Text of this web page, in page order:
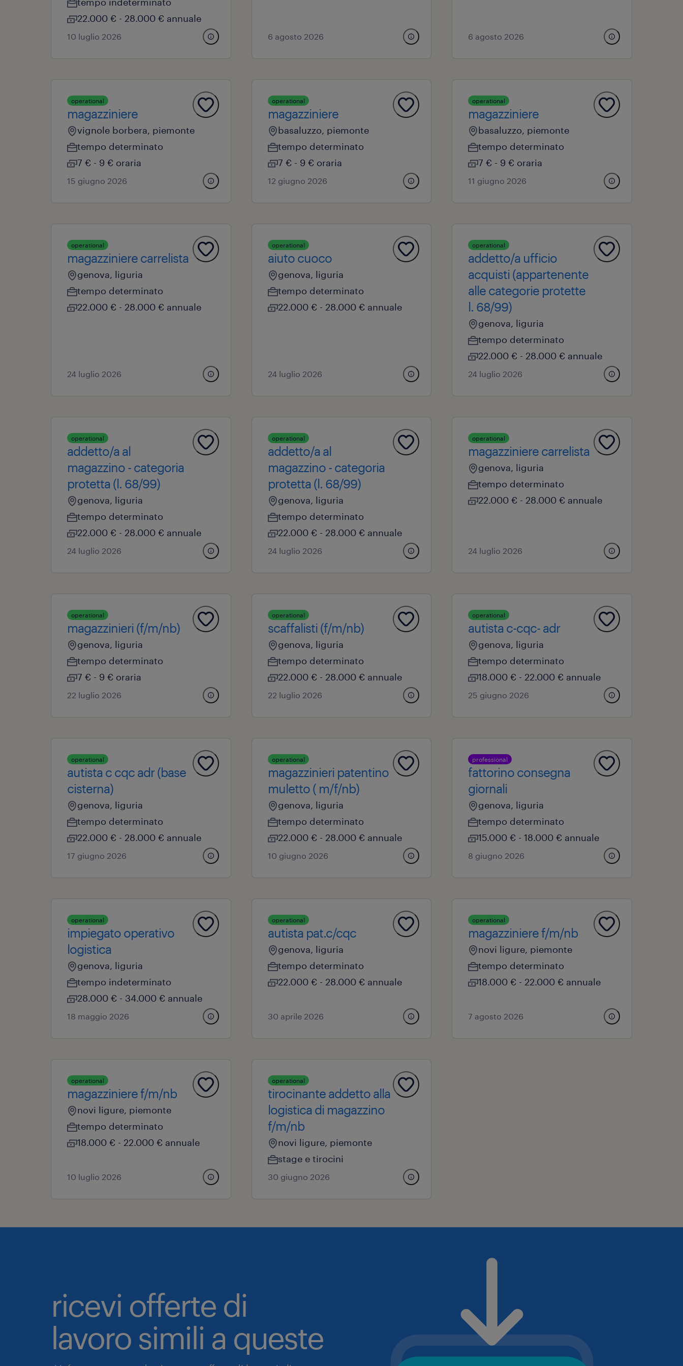
22.000 € - 28.000 € annuale
10 luglio 2026 6 agosto 2026 6 agosto 2026
operational
magazziniere
vignole borbera, piemonte
tempo determinato
7 € - 9 € oraria
15 giugno 2026
operational
magazziniere
basaluzzo, piemonte
tempo determinato
7 € - 9 € oraria
12 giugno 2026
operational
magazziniere
basaluzzo, piemonte
tempo determinato
7 € - 9 € oraria
11 giugno 2026
operational
magazziniere carrelista
genova, liguria
tempo determinato
22.000 € - 28.000 € annuale
24 luglio 2026
operational
aiuto cuoco
genova, liguria
tempo determinato
22.000 € - 28.000 € annuale
24 luglio 2026
operational
addetto/a ufficio
acquisti (appartenente
alle categorie protette
l. 68/99)
genova, liguria
tempo determinato
22.000 € - 28.000 € annuale
24 luglio 2026
operational
addetto/a al
magazzino - categoria
protetta (l. 68/99)
genova, liguria
tempo determinato
22.000 € - 28.000 € annuale
24 luglio 2026
operational
addetto/a al
magazzino - categoria
protetta (l. 68/99)
genova, liguria
tempo determinato
22.000 € - 28.000 € annuale
24 luglio 2026
operational
magazziniere carrelista
genova, liguria
tempo determinato
22.000 € - 28.000 € annuale
24 luglio 2026
operational
magazzinieri (f/m/nb)
genova, liguria
tempo determinato
7 € - 9 € oraria
22 luglio 2026
operational
scaffalisti (f/m/nb)
genova, liguria
tempo determinato
22.000 € - 28.000 € annuale
22 luglio 2026
operational
autista c-cqc- adr
genova, liguria
tempo determinato
18.000 € - 22.000 € annuale
25 giugno 2026
operational
autista c cqc adr (base
cisterna)
genova, liguria
tempo determinato
22.000 € - 28.000 € annuale
17 giugno 2026
operational
magazzinieri patentino
muletto ( m/f/nb)
genova, liguria
tempo determinato
22.000 € - 28.000 € annuale
10 giugno 2026
professional
fattorino consegna
giornali
genova, liguria
tempo determinato
15.000 € - 18.000 € annuale
8 giugno 2026
operational
impiegato operativo
logistica
genova, liguria
tempo indeterminato
28.000 € - 34.000 € annuale
18 maggio 2026
operational
autista pat.c/cqc
genova, liguria
tempo determinato
22.000 € - 28.000 € annuale
30 aprile 2026
operational
magazziniere f/m/nb
novi ligure, piemonte
tempo determinato
18.000 € - 22.000 € annuale
7 agosto 2026
operational
magazziniere f/m/nb
novi ligure, piemonte
tempo determinato
18.000 € - 22.000 € annuale
10 luglio 2026
operational
tirocinante addetto alla
logistica di magazzino
f/m/nb
novi ligure, piemonte
stage e tirocini
30 giugno 2026
ricevi offerte di
lavoro simili a queste